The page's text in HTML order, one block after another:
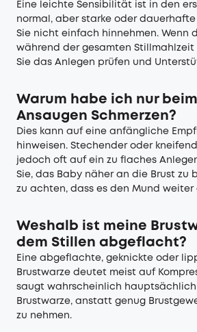
Eine leichte Sensibilität ist in den
normal, aber starke oder dauerhafte
Sie nicht einfach hinnehmen. Wenn
während der gesamten
Sie das Anlegen prüfen und
Warum habe ich nur
Ansaugen Schmerzen?
Dies kann auf eine anfängliche
hinweisen. Stechender oder
jedoch oft auf ein zu flaches
Sie, das Baby näher an die Brust zu
zu achten, dass es den Mund weiter
Weshalb ist meine
dem Stillen abgeflacht?
Eine abgeflachte, geknickte oder
Brustwarze deutet meist auf
saugt wahrscheinlich
Brustwarze, anstatt genug
zu nehmen.